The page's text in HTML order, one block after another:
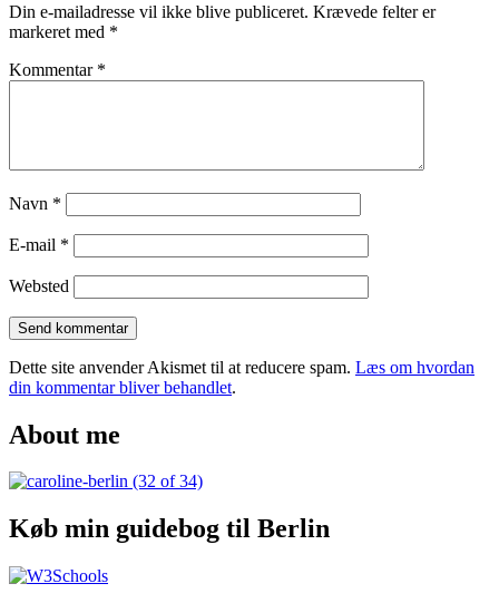
Her
er
steder,
Din e-mailadresse vil ikke blive publiceret. Krævede felter er
markeret med *
Kommentar *
Navn *
E-mail *
Websted
Dette site anvender Akismet til at reducere spam. Læs om hvordan
din kommentar bliver behandlet.
About me
Køb min guidebog til Berlin